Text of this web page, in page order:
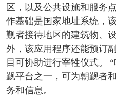
区，以及公共设施和服务
作基础是国家地址系统，
觐者接待地区的建筑物、
外，该应用程序还能预订
目可协助进行宰牲仪式。
觐平台之一，可为朝觐者
务和信息。